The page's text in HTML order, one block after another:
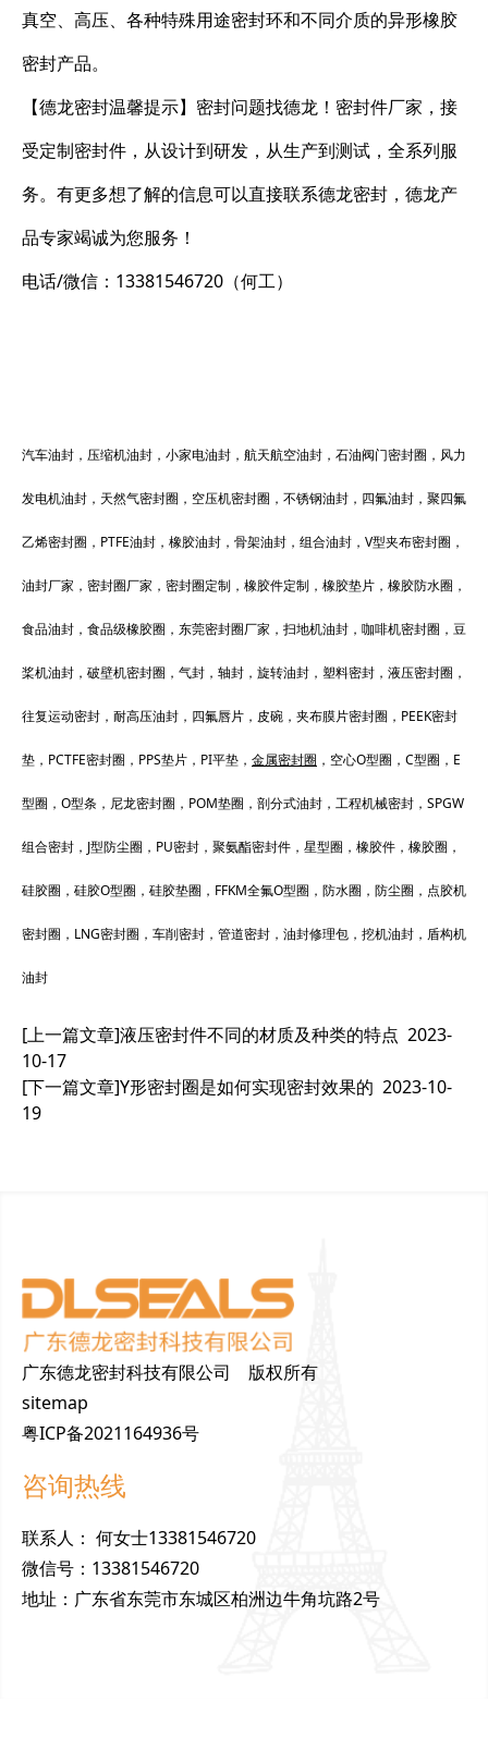
真空、高压、各种特殊用途密封环和不同介质的异形橡胶
密封产品。
【德龙密封温馨提示】密封问题找德龙！密封件厂家，接
受定制密封件，从设计到研发，从生产到测试，全系列服
务。有更多想了解的信息可以直接联系德龙密封，德龙产
品专家竭诚为您服务！
电话/微信：13381546720（何工）
汽车油封，压缩机油封，小家电油封，航天航空油封，石油阀门密封圈，风力
发电机油封，天然气密封圈，空压机密封圈，不锈钢油封，四氟油封，聚四氟
乙烯密封圈，PTFE油封，橡胶油封，骨架油封，组合油封，V型夹布密封圈，
油封厂家，密封圈厂家，密封圈定制，橡胶件定制，橡胶垫片，橡胶防水圈，
食品油封，食品级橡胶圈，东莞密封圈厂家，扫地机油封，咖啡机密封圈，豆
桨机油封，破壁机密封圈，气封，轴封，旋转油封，塑料密封，液压密封圈，
往复运动密封，耐高压油封，四氟唇片，皮碗，夹布膜片密封圈，PEEK密封
垫，PCTFE密封圈，PPS垫片，PI平垫， 金属密封圈 ，空心O型圈，C型圈，E
型圈，O型条，尼龙密封圈，POM垫圈，剖分式油封，工程机械密封，SPGW
组合密封，J型防尘圈，PU密封，聚氨酯密封件，星型圈，橡胶件，橡胶圈，
硅胶圈，硅胶O型圈，硅胶垫圈，FFKM全氟O型圈，防水圈，防尘圈，点胶机
密封圈，LNG密封圈，车削密封，管道密封，油封修理包，挖机油封，盾构机
油封
[上一篇文章]液压密封件不同的材质及种类的特点 2023-
10-17
[下一篇文章]Y形密封圈是如何实现密封效果的 2023-10-
19
广东德龙密封科技有限公司 版权所有
sitemap
粤ICP备2021164936号
咨询热线
联系人 ： 何女士13381546720
微信号 ： 13381546720
地址 ： 广东省东莞市东城区柏洲边牛角坑路2号